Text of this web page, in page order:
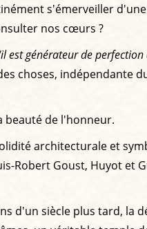
s'émerveiller
nos cœurs ?
est générateur de
choses, indépendante
beauté de l'honneur.
architecturale et
Robert Goust, Huyot et
d'un siècle plus tard, la